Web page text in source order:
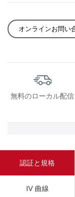
オンラインお問い
無料のローカル配信
認証と規格
IV 曲線